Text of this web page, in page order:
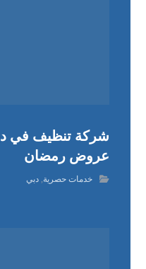
عروض رمضان
خدمات حصرية,دبي